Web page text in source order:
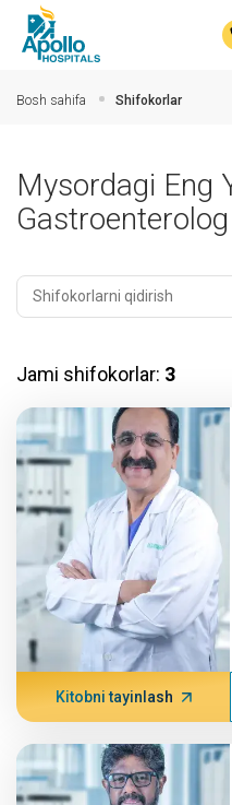
Bosh sahifa Shifokorlar
Mysordagi Eng
Gastroenterolog
Jami shifokorlar: 3
Kitobni tayinlash